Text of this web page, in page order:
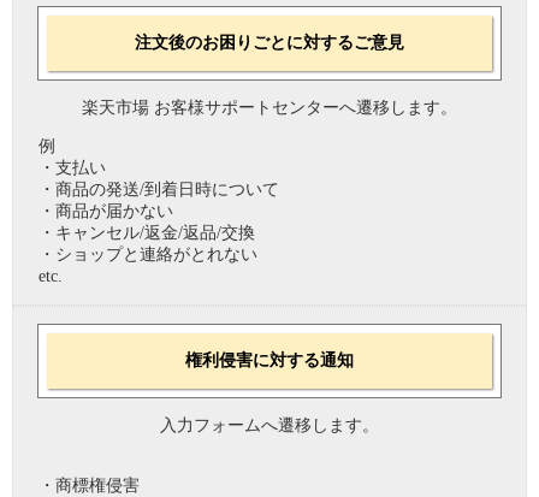
注文後のお困りごとに対するご意見
楽天市場 お客様サポートセンターへ遷移します。
例
・支払い
・商品の発送/到着日時について
・商品が届かない
・キャンセル/返金/返品/交換
・ショップと連絡がとれない
etc.
権利侵害に対する通知
入力フォームへ遷移します。
・商標権侵害